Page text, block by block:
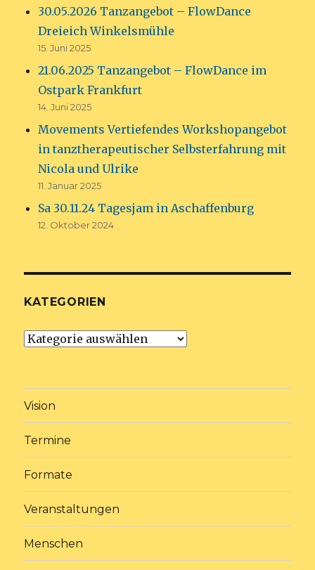
30.05.2026 Tanzangebot – FlowDance
Dreieich Winkelsmühle
15. Juni 2025
21.06.2025 Tanzangebot – FlowDance im
Ostpark Frankfurt
14. Juni 2025
Movements Vertiefendes Workshopangebot
in tanztherapeutischer Selbsterfahrung mit
Nicola und Ulrike
11. Januar 2025
Sa 30.11.24 Tagesjam in Aschaffenburg
12. Oktober 2024
KATEGORIEN
Kategorien
Vision
Termine
Formate
Veranstaltungen
Menschen